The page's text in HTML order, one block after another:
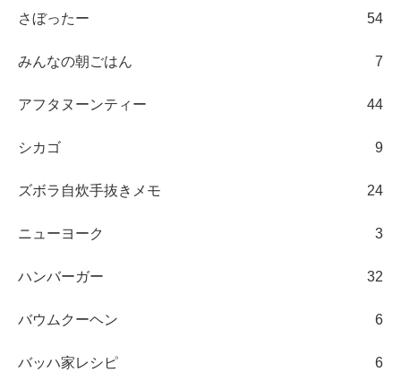
さぼったー 54
みんなの朝ごはん 7
アフタヌーンティー 44
シカゴ 9
ズボラ自炊手抜きメモ 24
ニューヨーク 3
ハンバーガー 32
バウムクーヘン 6
バッハ家レシピ 6